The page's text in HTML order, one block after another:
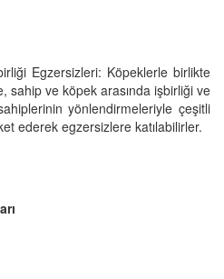
Egzersizleri: Köpeklerle birlikte
sahip ve köpek arasında işbirliği ve
yönlendirmeleriyle çeşitli
ederek egzersizlere katılabilirler.